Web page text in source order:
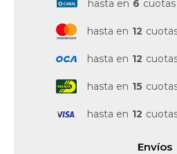
hasta en 6
hasta en 12
hasta en 12
hasta en 15
hasta en 12
Envíos